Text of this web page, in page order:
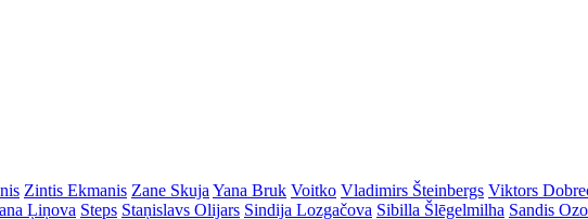
Zintis Ekmanis Zane Skuja Yana Bruk Voitko Vladimirs Šteinbergs Viktors
Ļiņova Steps Staņislavs Olijars Sindija Lozgačova Sibilla Šlēgelmilha Sandis